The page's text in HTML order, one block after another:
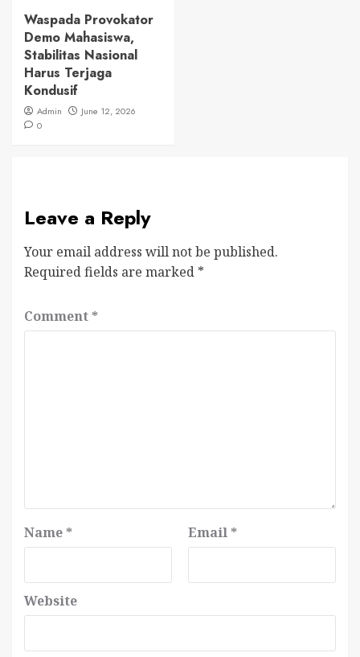
Waspada Provokator
Demo Mahasiswa,
Stabilitas Nasional
Harus Terjaga
Kondusif
Admin
June 12, 2026
0
Leave a Reply
Your email address will not be published.
Required fields are marked *
Comment *
Name * Email *
Website